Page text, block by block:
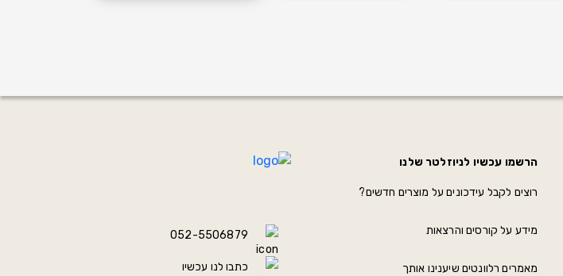
הרשמו עכשיו לניוזלטר שלנו
רוצים לקבל עידכונים על מוצרים חדשים?
מידע על קורסים והרצאות
מאמרים רלוונטים שיענינו אותך
052-5506879
כתבו לנו עכשיו